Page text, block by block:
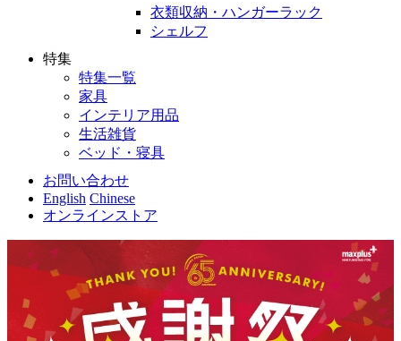
衣類収納・ハンガーラック
シェルフ
特集
特集一覧
家具
インテリア用品
生活雑貨
ベッド・寝具
お問い合わせ
English Chinese
オンラインストア